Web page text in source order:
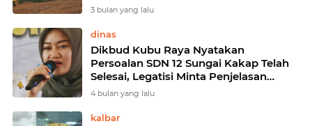
3 bulan yang lalu
dinas
Dikbud Kubu Raya Nyatakan
Persoalan SDN 12 Sungai Kakap Telah
Selesai, Legatisi Minta Penjelasan
Terbuka
4 bulan yang lalu
kalbar